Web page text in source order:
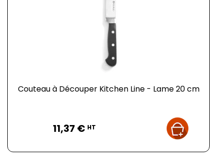
Couteau à Découper Kitchen Line - Lame 20 cm
11,37 € HT